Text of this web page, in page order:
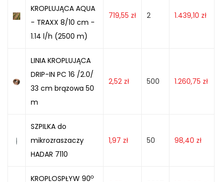
KROPLUJĄCA AQUA
- TRAXX 8/10 cm -
1.14 l/h (2500 m)
719,55 zł 2 1.439,10 zł
LINIA KROPLUJĄCA
DRIP-IN PC 16 /2.0/
33 cm brązowa 50
m
2,52 zł 500 1.260,75 zł
SZPILKA do
mikrozraszaczy
HADAR 7110
1,97 zł 50 98,40 zł
KROPLOSPŁYW 90o